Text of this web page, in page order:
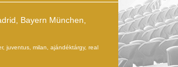
Bayern München,
juventus, milan, ajándéktárgy, real